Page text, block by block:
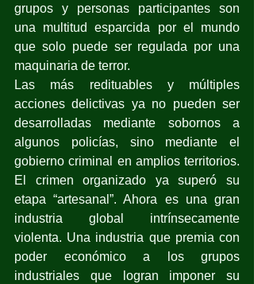
grupos y personas participantes son
una multitud esparcida por el mundo
que solo puede ser regulada por una
maquinaria de terror.
Las más redituables y múltiples
acciones delictivas ya no pueden ser
desarrolladas mediante sobornos a
algunos policías, sino mediante el
gobierno criminal en amplios territorios.
El crimen organizado ya superó su
etapa “artesanal”. Ahora es una gran
industria global intrínsecamente
violenta. Una industria que premia con
poder económico a los grupos
industriales que logran imponer su